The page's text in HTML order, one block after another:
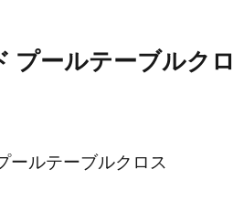
プールテーブルクロ
ールテーブルクロス